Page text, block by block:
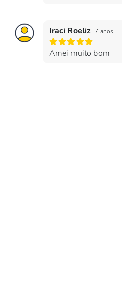
Iraci Roeliz 7 anos
Amei muito bom